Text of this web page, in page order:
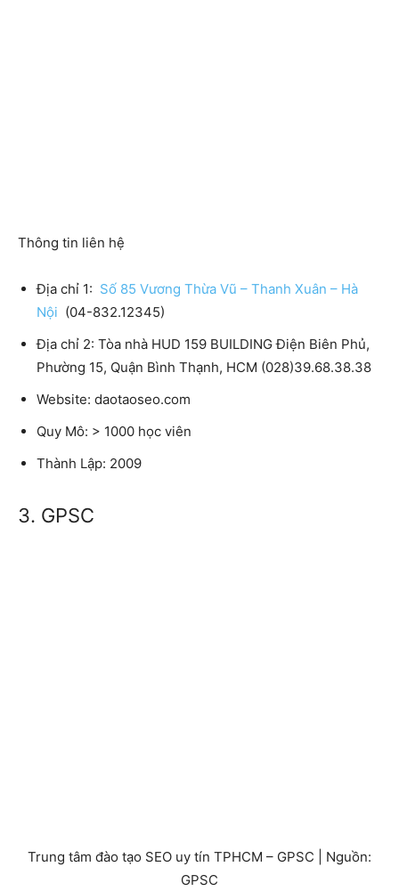
Thông tin liên hệ
Địa chỉ 1: Số 85 Vương Thừa Vũ – Thanh Xuân – Hà
Nội (04-832.12345)
Địa chỉ 2: Tòa nhà HUD 159 BUILDING Điện Biên Phủ,
Phường 15, Quận Bình Thạnh, HCM (028)39.68.38.38
Website: daotaoseo.com
Quy Mô: > 1000 học viên
Thành Lập: 2009
3. GPSC
Trung tâm đào tạo SEO uy tín TPHCM – GPSC | Nguồn:
GPSC